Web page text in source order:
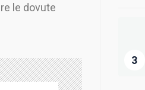
le dovute
3